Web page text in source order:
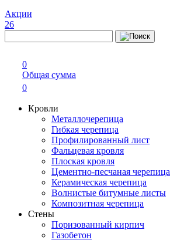
Акции
26
0
Общая сумма
0
Кровли
Металлочерепица
Гибкая черепица
Профилированный лист
Фальцевая кровля
Плоская кровля
Цементно-песчаная черепица
Керамическая черепица
Волнистые битумные листы
Композитная черепица
Стены
Поризованный кирпич
Газобетон